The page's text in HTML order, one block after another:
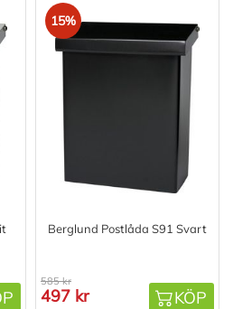
15%
Berglund Postlåda S91 Svart
585 kr
497 kr KÖP